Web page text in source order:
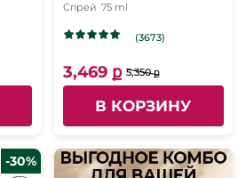
Спрей 75 ml
(3673)
3,469 ք 5,350 ք
В КОРЗИНУ
-30%